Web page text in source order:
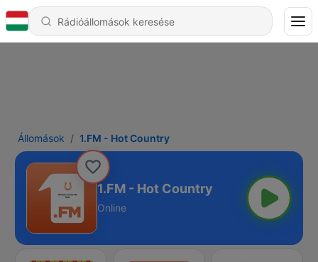
Állomások 1.FM - Hot Country
1.FM - Hot Country
Online